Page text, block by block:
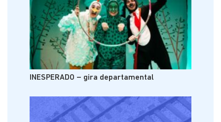
INESPERADO – gira departamental